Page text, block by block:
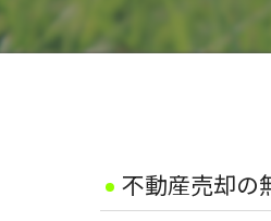
不動産売却の